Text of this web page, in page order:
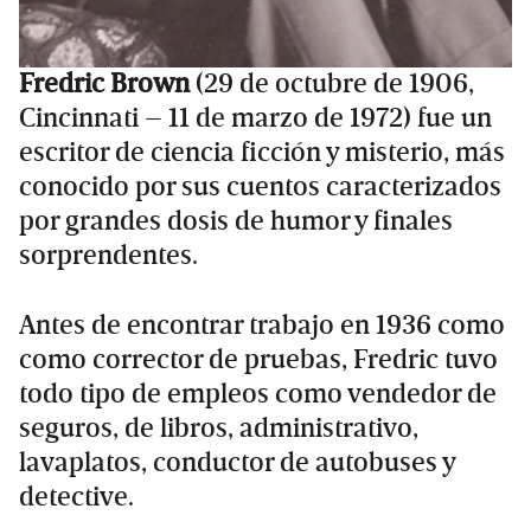
Fredric Brown(29 de octubre de 1906,
Cincinnati – 11 de marzo de 1972) fue un
escritor de ciencia ficción y misterio, más
conocido por sus cuentos caracterizados
por grandes dosis de humor y finales
sorprendentes.
Antes de encontrar trabajo en 1936 como
como corrector de pruebas, Fredric tuvo
todo tipo de empleos como vendedor de
seguros, de libros, administrativo,
lavaplatos, conductor de autobuses y
detective.